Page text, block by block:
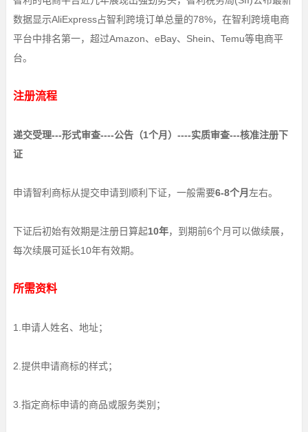
数据显示AliExpress占智利跨境订单总量的78%，在智利跨境电商
平台中排名第一，超过Amazon、eBay、Shein、Temu等电商平
台。
注册流程
递交受理---形式审查----公告（1个月）----实质审查---核准注册下
证
申请智利商标从提交申请到顺利下证，一般需要6-8个月 左右。
下证后初始有效期是注册日算起10年，到期前6个月可以做续展，
每次续展可延长10年有效期。
所需资料
1.申请人姓名、地址；
2.提供申请商标的样式；
3.指定商标申请的商品或服务类别；